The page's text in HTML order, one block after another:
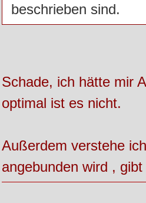
beschrieben sind.
Schade, ich hätte mir
optimal ist es nicht.
Außerdem verstehe
angebunden wird ,